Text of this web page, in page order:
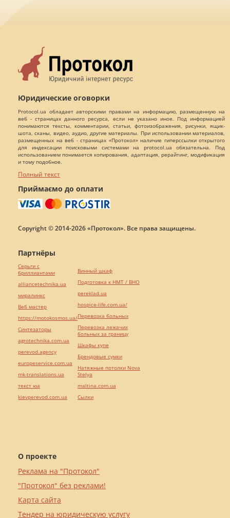
Юридические оговорки
Protocol.ua обладает авторскими правами на информацию, размещенную на
веб - страницах данного ресурса, если не указано иное. Под информацией
понимаются тексты, комментарии, статьи, фотоизображения, рисунки, ящик-
шота, сканы, видео, аудио, другие материалы. При использовании материалов,
размещенных на веб - страницах «Протокол» наличие гиперссылки открытого
для индексации поисковыми системами на protocol.ua обязательна. Под
использованием понимается копирования, адаптация, рерайтинг, модификация
и тому подобное.
Полный текст
Приймаємо до оплати
Copyright © 2014-2026 «Протокол». Все права защищены.
О проекте
Реклама на "Протокол"
"Протокол" без реклами!
Карта сайта
Тендер на юридическую услугу
Партнёры
Серьги с
бриллиантами
alliancetechnika.ua
миралинкс
Веб мастер
https://motokosmos.ua/
Синтезаторы
agrotechnika.com.ua
perevod.agency
europeservice.com.ua
mk-translations.ua
текст юа
kievperevod.com.ua
Винный шкаф
Подготовка к НМТ / ВНО
pereklad.ua
hospice-life.com.ua/
Перевозка больных
Перевозка лежачих
больных за границу
Шкафы купе
Брендовые сумки
Натяжные потолки Nova
Stelya
maltina.com.ua
Cылки